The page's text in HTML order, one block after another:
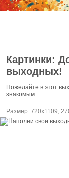
Картинки:
выходных!
Пожелайте в этот
знакомым.
Размер: 720х1109,